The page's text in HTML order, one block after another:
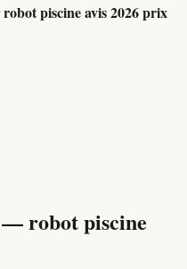
robot piscine avis 2026 prix
— robot piscine